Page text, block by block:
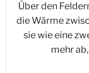
Über den
die Wärme
sie wie eine
mehr